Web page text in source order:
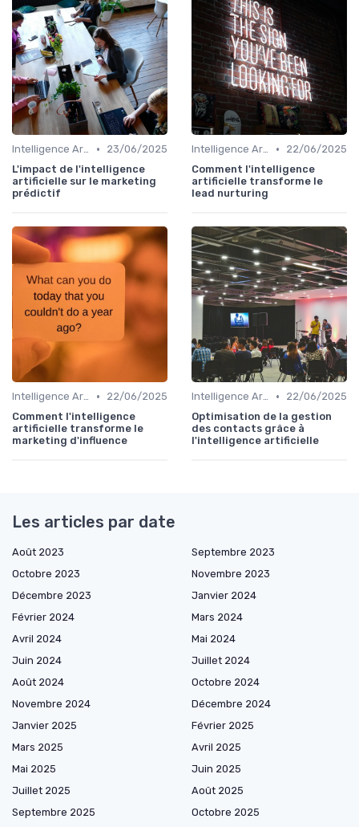
Intelligence Artificielle en marketing •
23/06/2025
L'impact de l'intelligence
artificielle sur le marketing
prédictif
Intelligence Artificielle en marketing •
22/06/2025
Comment l'intelligence
artificielle transforme le
lead nurturing
Intelligence Artificielle en marketing •
22/06/2025
Comment l'intelligence
artificielle transforme le
marketing d'influence
Intelligence Artificielle en marketing •
22/06/2025
Optimisation de la gestion
des contacts grâce à
l'intelligence artificielle
Les articles par date
Août 2023
Septembre 2023
Octobre 2023
Novembre 2023
Décembre 2023
Janvier 2024
Février 2024
Mars 2024
Avril 2024
Mai 2024
Juin 2024
Juillet 2024
Août 2024
Octobre 2024
Novembre 2024
Décembre 2024
Janvier 2025
Février 2025
Mars 2025
Avril 2025
Mai 2025
Juin 2025
Juillet 2025
Août 2025
Septembre 2025
Octobre 2025